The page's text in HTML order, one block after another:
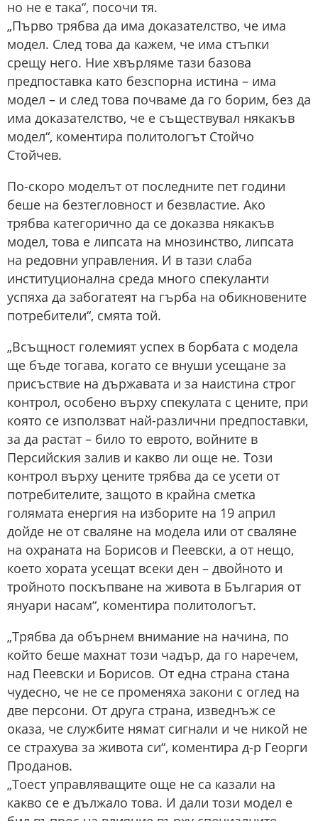
но не е така“, посочи тя.
„Първо трябва да има доказателство, че има
модел. След това да кажем, че има стъпки
срещу него. Ние хвърляме тази базова
предпоставка като безспорна истина – има
модел – и след това почваме да го борим, без да
има доказателство, че е съществувал някакъв
модел“, коментира политологът Стойчо
Стойчев.
По-скоро моделът от последните пет години
беше на безтегловност и безвластие. Ако
трябва категорично да се доказва някакъв
модел, това е липсата на мнозинство, липсата
на редовни управления. И в тази слаба
институционална среда много спекуланти
успяха да забогатеят на гърба на обикновените
потребители“, смята той.
„Всъщност големият успех в борбата с модела
ще бъде тогава, когато се внуши усещане за
присъствие на държавата и за наистина строг
контрол, особено върху спекулата с цените, при
която се използват най-различни предпоставки,
за да растат – било то еврото, войните в
Персийския залив и какво ли още не. Този
контрол върху цените трябва да се усети от
потребителите, защото в крайна сметка
голямата енергия на изборите на 19 април
дойде не от сваляне на модела или от сваляне
на охраната на Борисов и Пеевски, а от нещо,
което хората усещат всеки ден – двойното и
тройното поскъпване на живота в България от
януари насам“, коментира политологът.
„Трябва да обърнем внимание на начина, по
който беше махнат този чадър, да го наречем,
над Пеевски и Борисов. От една страна стана
чудесно, че не се променяха закони с оглед на
две персони. От друга страна, изведнъж се
оказа, че службите нямат сигнали и че никой не
се страхува за живота си“, коментира д-р Георги
Проданов.
„Тоест управляващите още не са казали на
какво се е дължало това. И дали този модел е